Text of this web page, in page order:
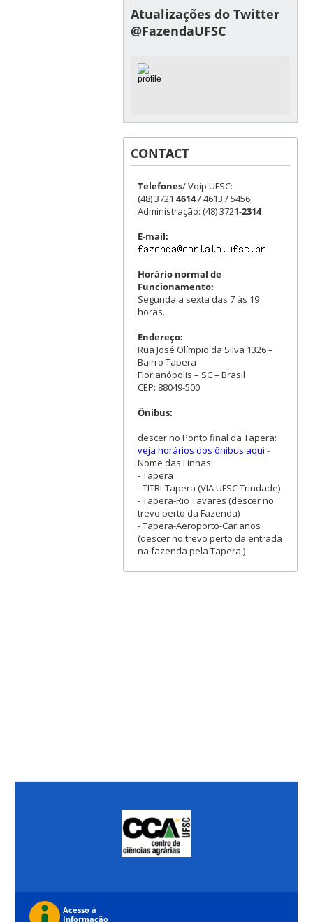
Atualizações do Twitter
@FazendaUFSC
CONTACT
Telefones/ Voip UFSC:
(48) 3721 4614/ 4613 / 5456
Administração: (48) 3721-2314
E-mail:
Horário normal de
Funcionamento:
Segunda a sexta das 7 às 19
horas.
Endereço:
Rua José Olímpio da Silva 1326 –
Bairro Tapera
Florianópolis – SC – Brasil
CEP: 88049-500
Ônibus:
descer no Ponto final da Tapera:
veja horários dos ônibus aqui -
Nome das Linhas:
- Tapera
- TITRI-Tapera (VIA UFSC Trindade)
- Tapera-Rio Tavares (descer no
trevo perto da Fazenda)
- Tapera-Aeroporto-Carianos
(descer no trevo perto da entrada
na fazenda pela Tapera,)